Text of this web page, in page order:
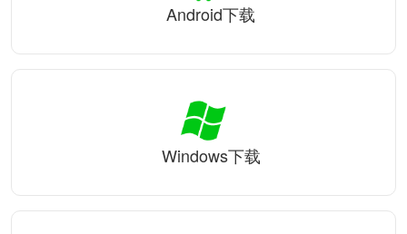
Android下载
Windows下载